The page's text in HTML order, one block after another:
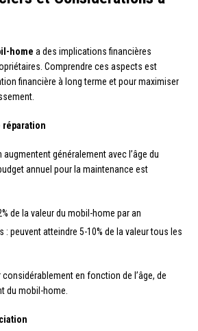
home a des implications financières
Comprendre ces aspects est
financière à long terme et pour maximiser
réparation
augmentent généralement avec l’âge du
annuel pour la maintenance est
de la valeur du mobil-home par an
: peuvent atteindre 5-10% de la valeur tous les
en fonction de l’âge, de
du mobil-home.